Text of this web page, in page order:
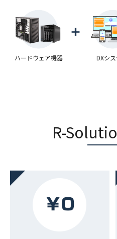
ハードウェア機器 DXシ
R-